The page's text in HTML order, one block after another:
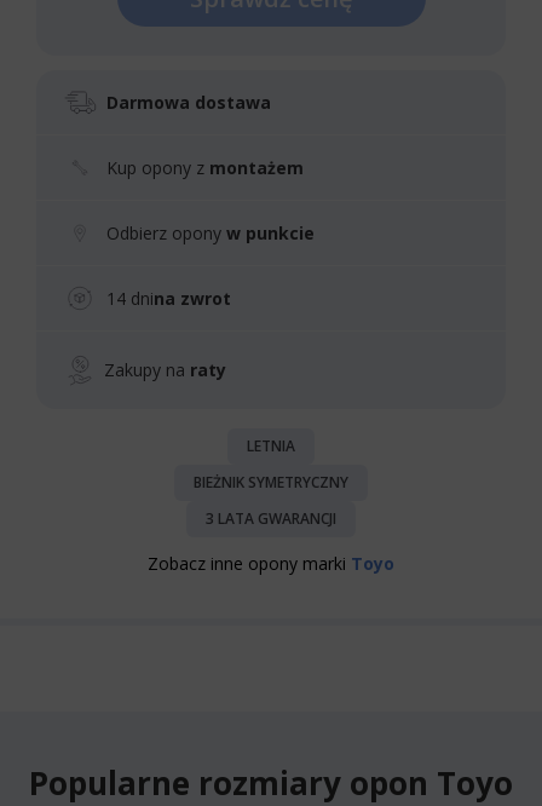
Darmowa dostawa
Kup opony z montażem
Odbierz opony w punkcie
14 dnina zwrot
Zakupy na raty
LETNIA
BIEŻNIK SYMETRYCZNY
3 LATA GWARANCJI
Zobacz inne opony marki Toyo
Popularne rozmiary opon Toyo